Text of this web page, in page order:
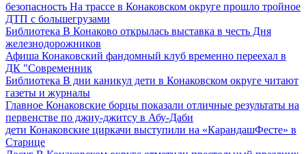
безопасность На трассе в Конаковском округе прошло тройное
ДТП с большегрузами
Библиотека В Конаково открылась выставка в честь Дня
железнодорожников
Афиша Конаковский фандомный клуб временно переехал в
ДК "Современник
Библиотека В дни каникул дети в Конаковском округе читают
газеты и журналы
Главное Конаковские борцы показали отличные результаты на
первенстве по джиу-джитсу в Абу-Даби
дети Конаковские циркачи выступили на «КарандашФесте» в
Старице